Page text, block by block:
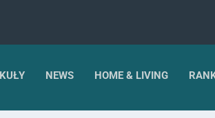
NEWS HOME & LIVING